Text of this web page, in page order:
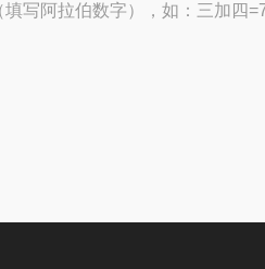
写阿拉伯数字），如：三加四